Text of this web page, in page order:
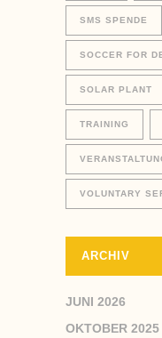
SMS SPENDE
SOCCER FOR
SOLAR PLANT
TRAINING
VOLUNTARY
ARCHIV
JUNI 2026
OKTOBER 2025